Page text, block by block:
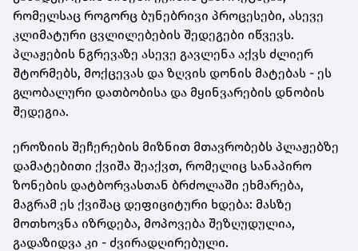
რომელსაც როგორც ბუნებრივი პროცესები, ასევე
კლიმატური ცვლილებების შედეგები იწვევს.
პლაჟების ნგრევაზე ასევე გავლენა აქვს ძლიერ
შტორმებს, მოქცევას და ზღვის დონის მატებას - ეს
გლობალური დათბობისა და მყინვარების დნობის
შედეგია.
ეროზიის შეჩერების მიზნით მთავრობებს პლაჟებზე
დამატებითი ქვიშა შეაქვთ, რომელიც სანაპირო
ზონების დატბორვასთან ბრძოლაში ეხმარება,
მაგრამ ეს ქვიშაც დეფიციტური ხდება: მასზე
მოთხოვნა იზრდება, მოპოვება შეზღუდულია,
გადაზიდვა კი - ძვირადღირებული.